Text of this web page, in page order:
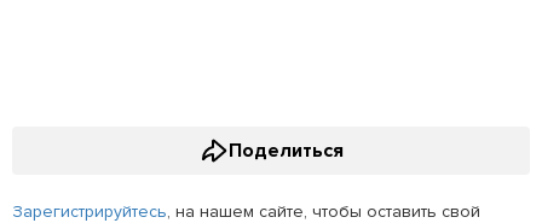
Поделиться
Зарегистрируйтесь, на нашем сайте, чтобы оставить свой